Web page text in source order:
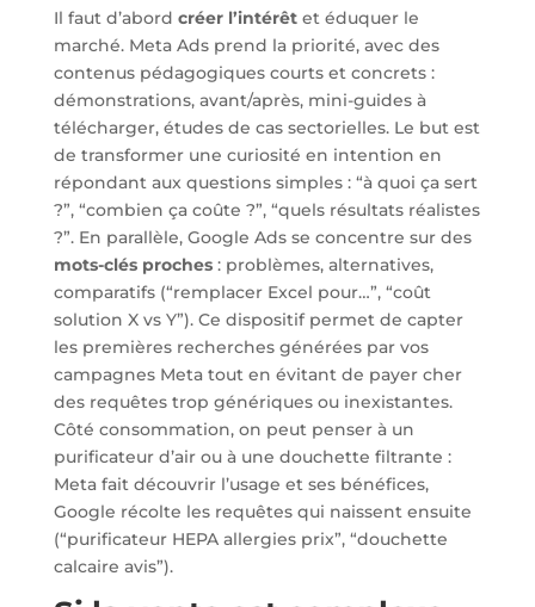
Il faut d’abord créer l’intérêtet éduquer le
marché. Meta Ads prend la priorité, avec des
contenus pédagogiques courts et concrets :
démonstrations, avant/après, mini-guides à
télécharger, études de cas sectorielles. Le but est
de transformer une curiosité en intention en
répondant aux questions simples : “à quoi ça sert
?”, “combien ça coûte ?”, “quels résultats réalistes
?”. En parallèle, Google Ads se concentre sur des
mots-clés proches: problèmes, alternatives,
comparatifs (“remplacer Excel pour…”, “coût
solution X vs Y”). Ce dispositif permet de capter
les premières recherches générées par vos
campagnes Meta tout en évitant de payer cher
des requêtes trop génériques ou inexistantes.
Côté consommation, on peut penser à un
purificateur d’air ou à une douchette filtrante :
Meta fait découvrir l’usage et ses bénéfices,
Google récolte les requêtes qui naissent ensuite
(“purificateur HEPA allergies prix”, “douchette
calcaire avis”).